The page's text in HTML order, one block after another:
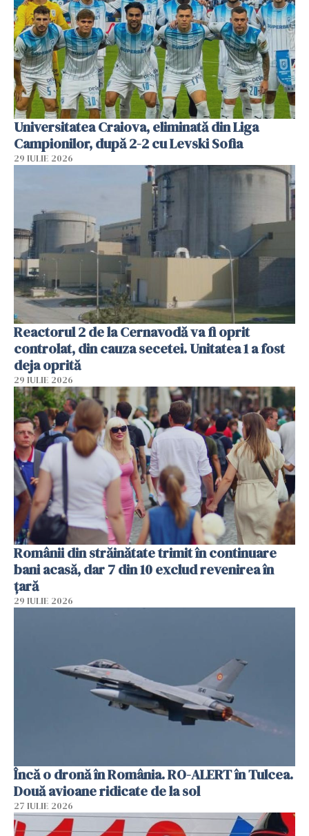
Universitatea Craiova, eliminată din Liga
Campionilor, după 2-2 cu Levski Sofia
29 IULIE 2026
Reactorul 2 de la Cernavodă va fi oprit
controlat, din cauza secetei. Unitatea 1 a fost
deja oprită
29 IULIE 2026
Românii din străinătate trimit în continuare
bani acasă, dar 7 din 10 exclud revenirea în
țară
29 IULIE 2026
Încă o dronă în România. RO-ALERT în Tulcea.
Două avioane ridicate de la sol
27 IULIE 2026